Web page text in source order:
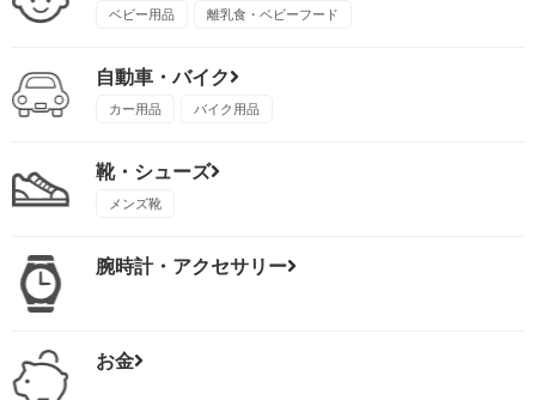
ベビー用品 離乳食・ベビーフード
自動車・バイク
カー用品 バイク用品
靴・シューズ
メンズ靴
腕時計・アクセサリー
お金